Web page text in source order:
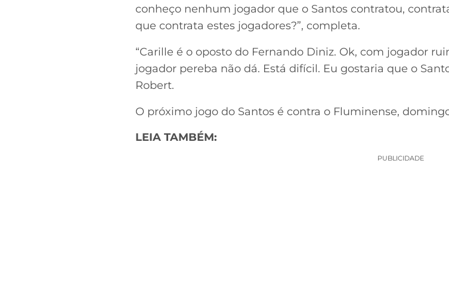
conheço nenhum jogador que o Santos contratou,
que contrata estes jogadores?”, completa.
“Carille é o oposto do Fernando Diniz. Ok, com jogador
jogador pereba não dá. Está difícil. Eu gostaria que o
Robert.
O próximo jogo do Santos é contra o Fluminense,
LEIA TAMBÉM:
PUBLICIDADE